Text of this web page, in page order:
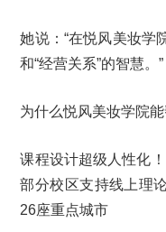
她说：“在悦风美妆学
和“经营关系”的智慧。”
为什么悦风美妆学院能
课程设计超级人性化
部分校区支持线上理
26座重点城市